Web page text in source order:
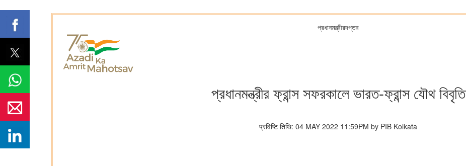
প্রধানমন্ত্রীরদপ্তর
প্রধানমন্ত্রীর ফ্রান্স সফরকালে ভারত-ফ্রান্স যৌথ বিবৃতি
प्रविष्टि तिथि: 04 MAY 2022 11:59PM by PIB Kolkata